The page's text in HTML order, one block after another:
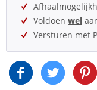
Voldoen wel
Versturen met